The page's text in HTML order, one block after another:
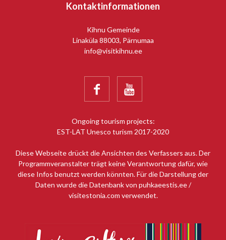
Kontaktinformationen
Kihnu Gemeinde
Linaküla 88003, Pärnumaa
info@visitkihnu.ee
 
Ongoing tourism projects:
EST-LAT Unesco turism 2017-2020
Diese Webseite drückt die Ansichten des Verfassers aus. Der
Programmveranstalter trägt keine Verantwortung dafür, wie
diese Infos benutzt werden könnten. Für die Darstellung der
Daten wurde die Datenbank von puhkaeestis.ee /
visitestonia.com verwendet.